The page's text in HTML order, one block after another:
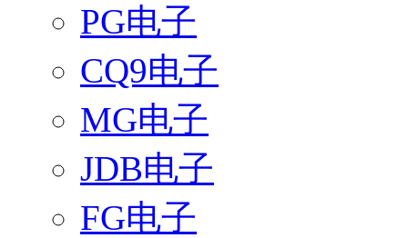
PG电子
CQ9电子
MG电子
JDB电子
FG电子